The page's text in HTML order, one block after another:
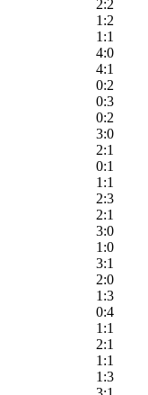
2:2
1:2
1:1
4:0
4:1
0:2
0:3
0:2
3:0
2:1
0:1
1:1
2:3
2:1
3:0
1:0
3:1
2:0
1:3
0:4
1:1
2:1
1:1
1:3